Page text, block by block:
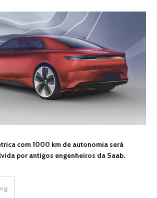
com 1000 km de autonomia será
por antigos engenheiros da Saab.